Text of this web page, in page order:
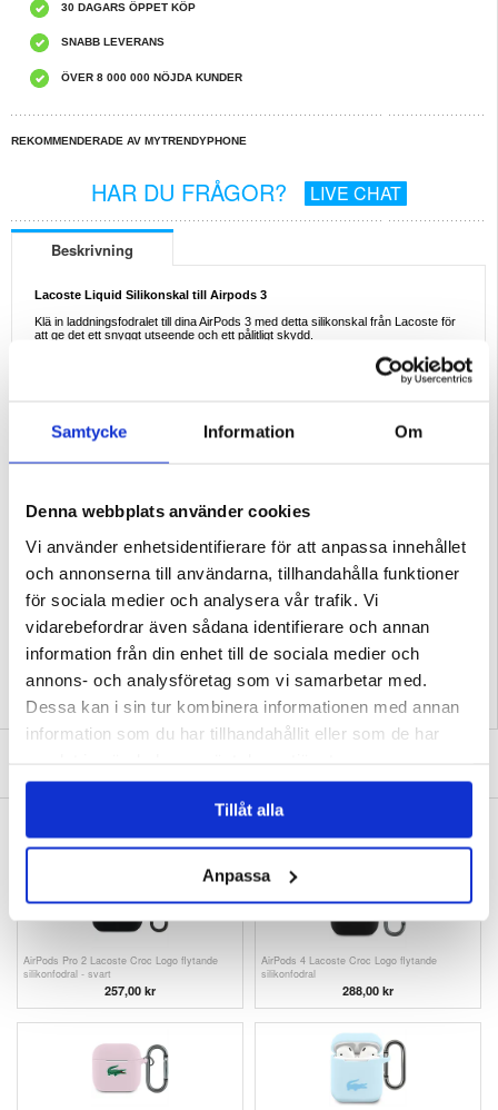
Samtycke Information Om
Denna webbplats använder cookies
Vi använder enhetsidentifierare för att anpassa innehållet
och annonserna till användarna, tillhandahålla funktioner
för sociala medier och analysera vår trafik. Vi
vidarebefordrar även sådana identifierare och annan
information från din enhet till de sociala medier och
annons- och analysföretag som vi samarbetar med.
Dessa kan i sin tur kombinera informationen med annan
information som du har tillhandahållit eller som de har
Tillåt alla
Anpassa
30 DAGARS ÖPPET KÖP
SNABB LEVERANS
ÖVER 8 000 000 NÖJDA KUNDER
REKOMMENDERADE AV MYTRENDYPHONE
HAR DU FRÅGOR? LIVE CHAT
Beskrivning
Lacoste Liquid Silikonskal till Airpods 3
Klä in laddningsfodralet till dina AirPods 3 med detta silikonskal från Lacoste för
att ge det ett snyggt utseende och ett pålitligt skydd.
dagliga skador medan skalets mjuka och fläckfria yta känns bra i handen. Detta
tunna skal passar dina Airpods 3 som handen i handsken och håller
- Silikonskal till Airpods 3, designat av Lacoste
- Det bästa skyddet mot repor, stötar och smuts
- Detta Lacoste-skal är tillverkat av toppkvalitativt flytande silikon
tillbehör,AirPods skal och fodral
AirPods Pro 2 Lacoste Croc Logo flytande
silikonfodral - svart
257,00 kr
AirPods 4 Lacoste Croc Logo flytande
silikonfodral
288,00 kr